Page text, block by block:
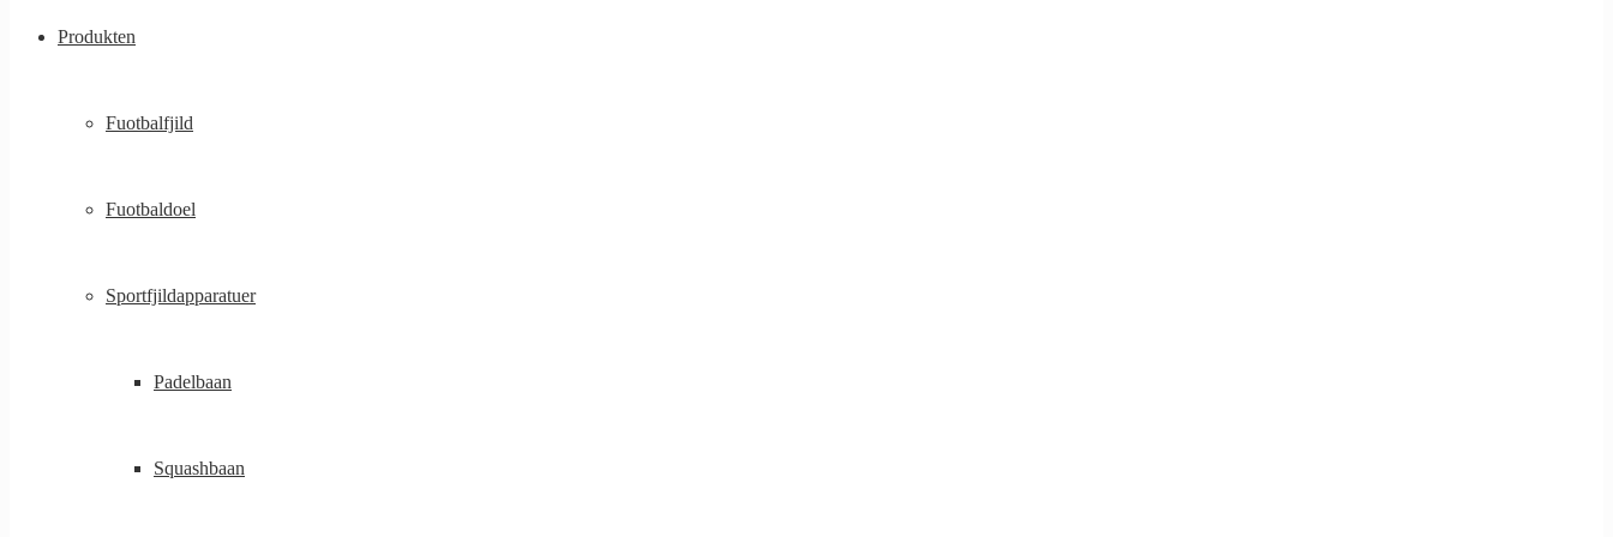
Produkten
Fuotbalfjild
Fuotbaldoel
Sportfjildapparatuer
Padelbaan
Squashbaan